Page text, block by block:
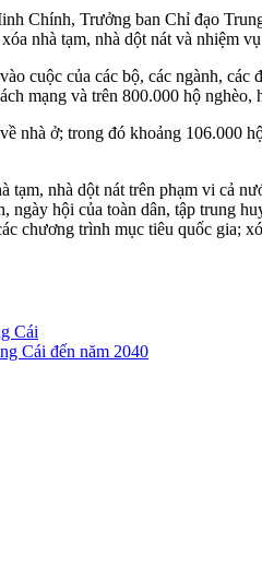
Chính, Trưởng ban Chỉ đạo
nhà tạm, nhà dột nát và nhiệm
cuộc của các bộ, các ngành,
mạng và trên 800.000 hộ
nhà ở; trong đó khoảng
nhà dột nát trên phạm vi cả
ngày hội của toàn dân, tập trung
chương trình mục tiêu quốc gia;